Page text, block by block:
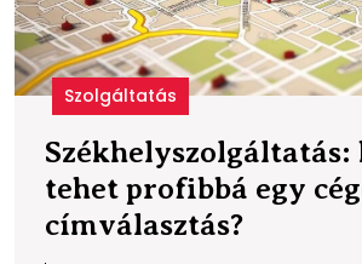
Szolgáltatás
Székhelyszolgáltatás:
tehet profibbá egy
címválasztás?